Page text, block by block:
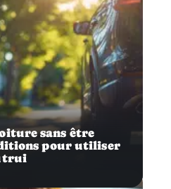
sans être
pour utiliser